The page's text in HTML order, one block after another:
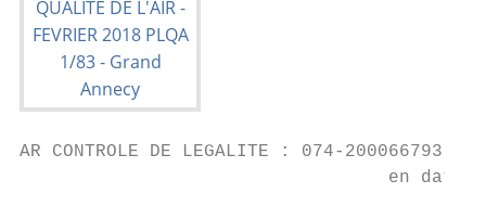
AR CONTROLE DE LEGALITE : 074-200066793-
en date